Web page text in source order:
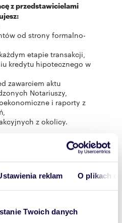
reklam O plikach
Twoich danych
z przedstawicielami
od strony formalno-
etapie transakcji,
kredytu hipotecznego w
zawarciem aktu
Notariuszy,
i raporty z
z okolicy.
wszystkie etapy transakcji.
przepisów art. 66 k.c., a
charakter